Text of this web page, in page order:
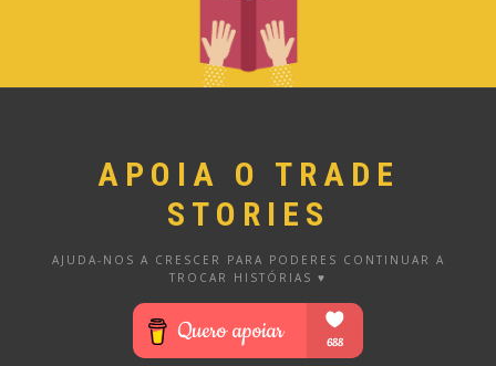
APOIA O TRADE
STORIES
AJUDA-NOS A CRESCER PARA PODERES CONTINUAR A
TROCAR HISTÓRIAS ♥